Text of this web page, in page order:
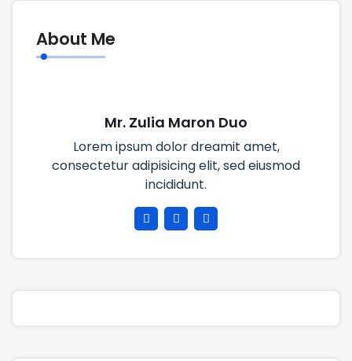
About Me
Mr. Zulia Maron Duo
Lorem ipsum dolor dreamit amet,
consectetur adipisicing elit, sed eiusmod
incididunt.